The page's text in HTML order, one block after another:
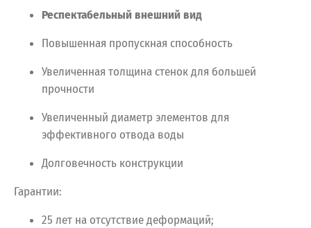
Респектабельный внешний вид
Повышенная пропускная способность
Увеличенная толщина стенокдля большей
прочности
Увеличенный диаметр элементов для
эффективного отвода воды
Долговечность конструкции
Гарантии:
25 лет на отсутствиедеформаций;